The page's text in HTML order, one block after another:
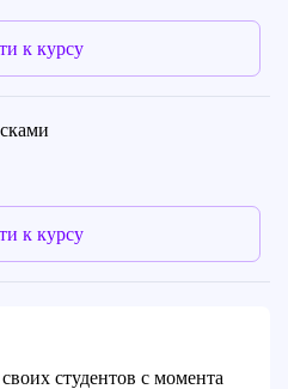
к курсу
к курсу
студентов с момента